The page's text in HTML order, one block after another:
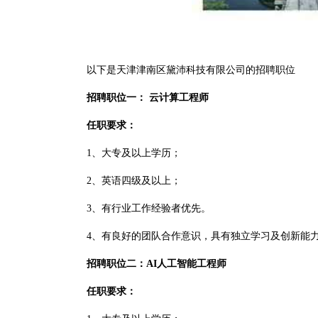
以下是天津津南区黛沛科技有限公司的招聘职位
招聘职位一： 云计算工程师
任职要求：
1、大专及以上学历；
2、英语四级及以上；
3、有行业工作经验者优先。
4、有良好的团队合作意识，具有独立学习及创新能
招聘职位二：AI人工智能工程师
任职要求：